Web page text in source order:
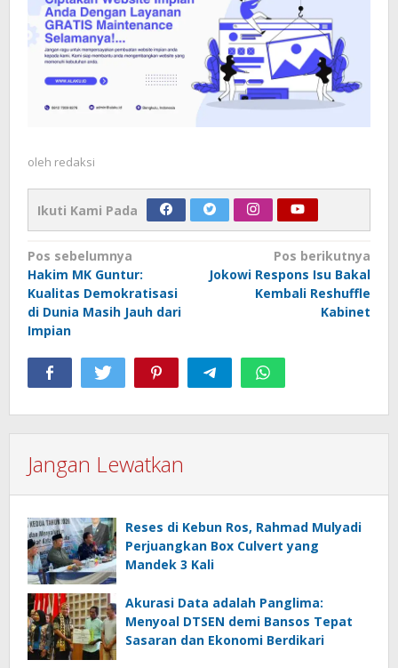
oleh redaksi
Ikuti Kami Pada
Navigasi
pos
Pos sebelumnya
Hakim MK Guntur:
Kualitas Demokratisasi
di Dunia Masih Jauh dari
Impian
Pos berikutnya
Jokowi Respons Isu Bakal
Kembali Reshuffle
Kabinet
Jangan Lewatkan
Reses di Kebun Ros, Rahmad Mulyadi
Perjuangkan Box Culvert yang
Mandek 3 Kali
Akurasi Data adalah Panglima:
Menyoal DTSEN demi Bansos Tepat
Sasaran dan Ekonomi Berdikari